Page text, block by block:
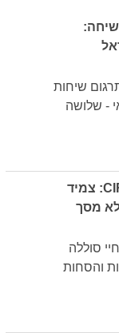
שיחות
- שלושה
Garmin משיקה את CIRQA: צמיד
מסך
סוללה
והסחות